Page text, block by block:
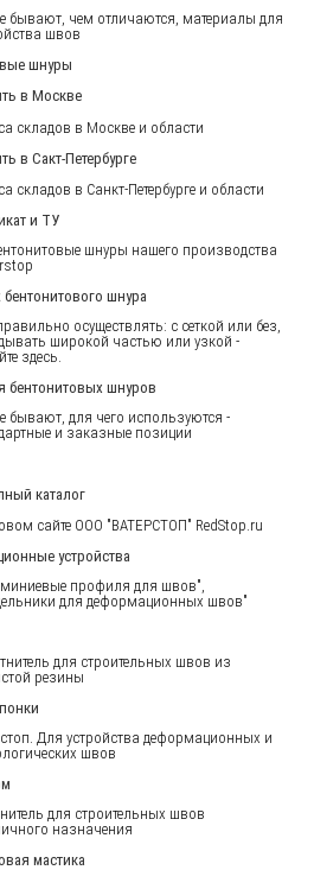
бывают, чем отличаются, материалы для
швов
шнуры
в Москве
складов в Москве и области
в Сакт-Петербурге
складов в Санкт-Петербурге и области
и ТУ
шнуры нашего производства
шнура
осуществлять: с сеткой или без,
широкой частью или узкой -
здесь.
бентонитовых шнуров
бывают, для чего используются -
и заказные позиции
каталог
сайте ООО "ВАТЕРСТОП" RedStop.ru
устройства
профиля для швов",
для деформационных швов"
для строительных швов из
резины
Для устройства деформационных и
швов
для строительных швов
назначения
мастика